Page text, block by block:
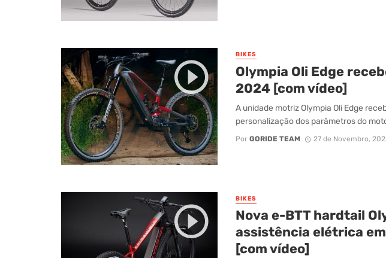
BIKES
Olympia Oli Edge
2024 [com vídeo]
A unidade motriz Olympia Oli Edge
personalização dos parâmetros do
Por GORIDE TEAM 27 de Novembro,
BIKES
Nova e-BTT hardtail
assistência elétrica
[com vídeo]